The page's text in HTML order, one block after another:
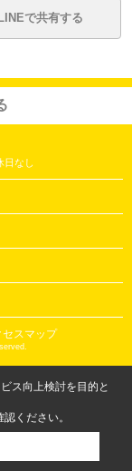
LINEで共有する
日なし
セスマップ
ス向上検討を目的と
認ください。